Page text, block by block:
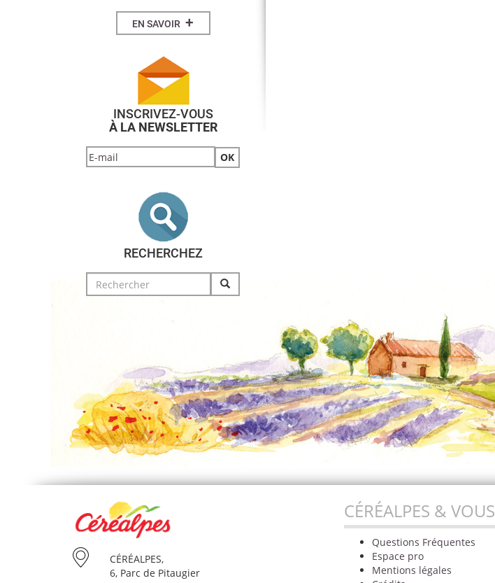
EN SAVOIR +
INSCRIVEZ-VOUS
À LA NEWSLETTER
RECHERCHEZ
Search
for:
CÉRÉALPES,
6, Parc de Pitaugier
CÉRÉALPES & VOUS
Questions Fréquentes
Espace pro
Mentions légales